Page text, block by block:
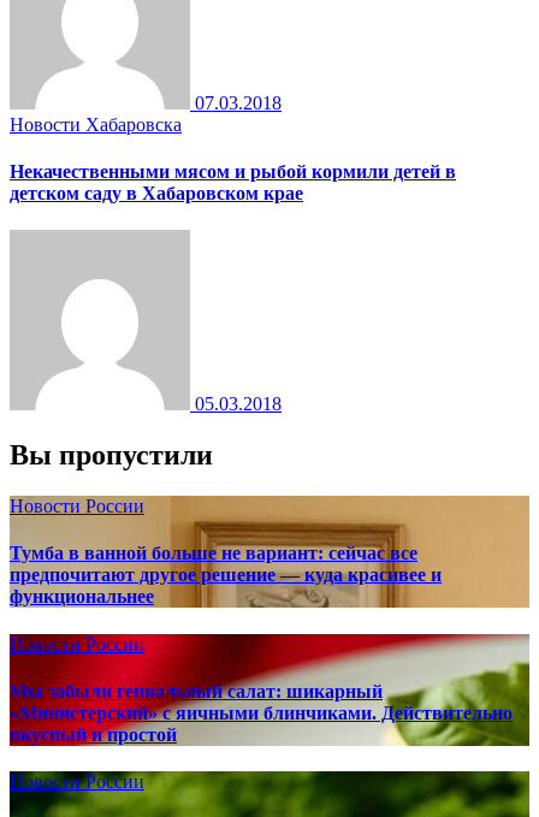
07.03.2018
Новости Хабаровска
Некачественными мясом и рыбой кормили детей в
детском саду в Хабаровском крае
05.03.2018
Вы пропустили
Новости России
Тумба в ванной больше не вариант: сейчас все
предпочитают другое решение — куда красивее и
функциональнее
Новости России
Мы забыли гениальный салат: шикарный
«Министерский» с яичными блинчиками. Действительно
вкусный и простой
Новости России